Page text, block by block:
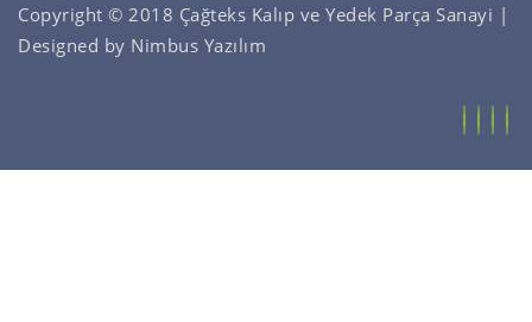
Copyright © 2018 Çağteks Kalıp ve Yedek Parça Sanayi |
Designed by Nimbus Yazılım